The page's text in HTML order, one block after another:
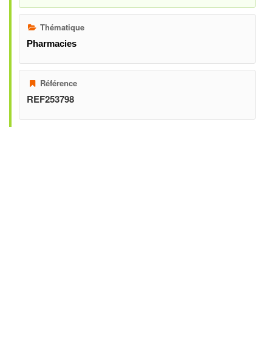
Thématique
Pharmacies
Référence
REF253798